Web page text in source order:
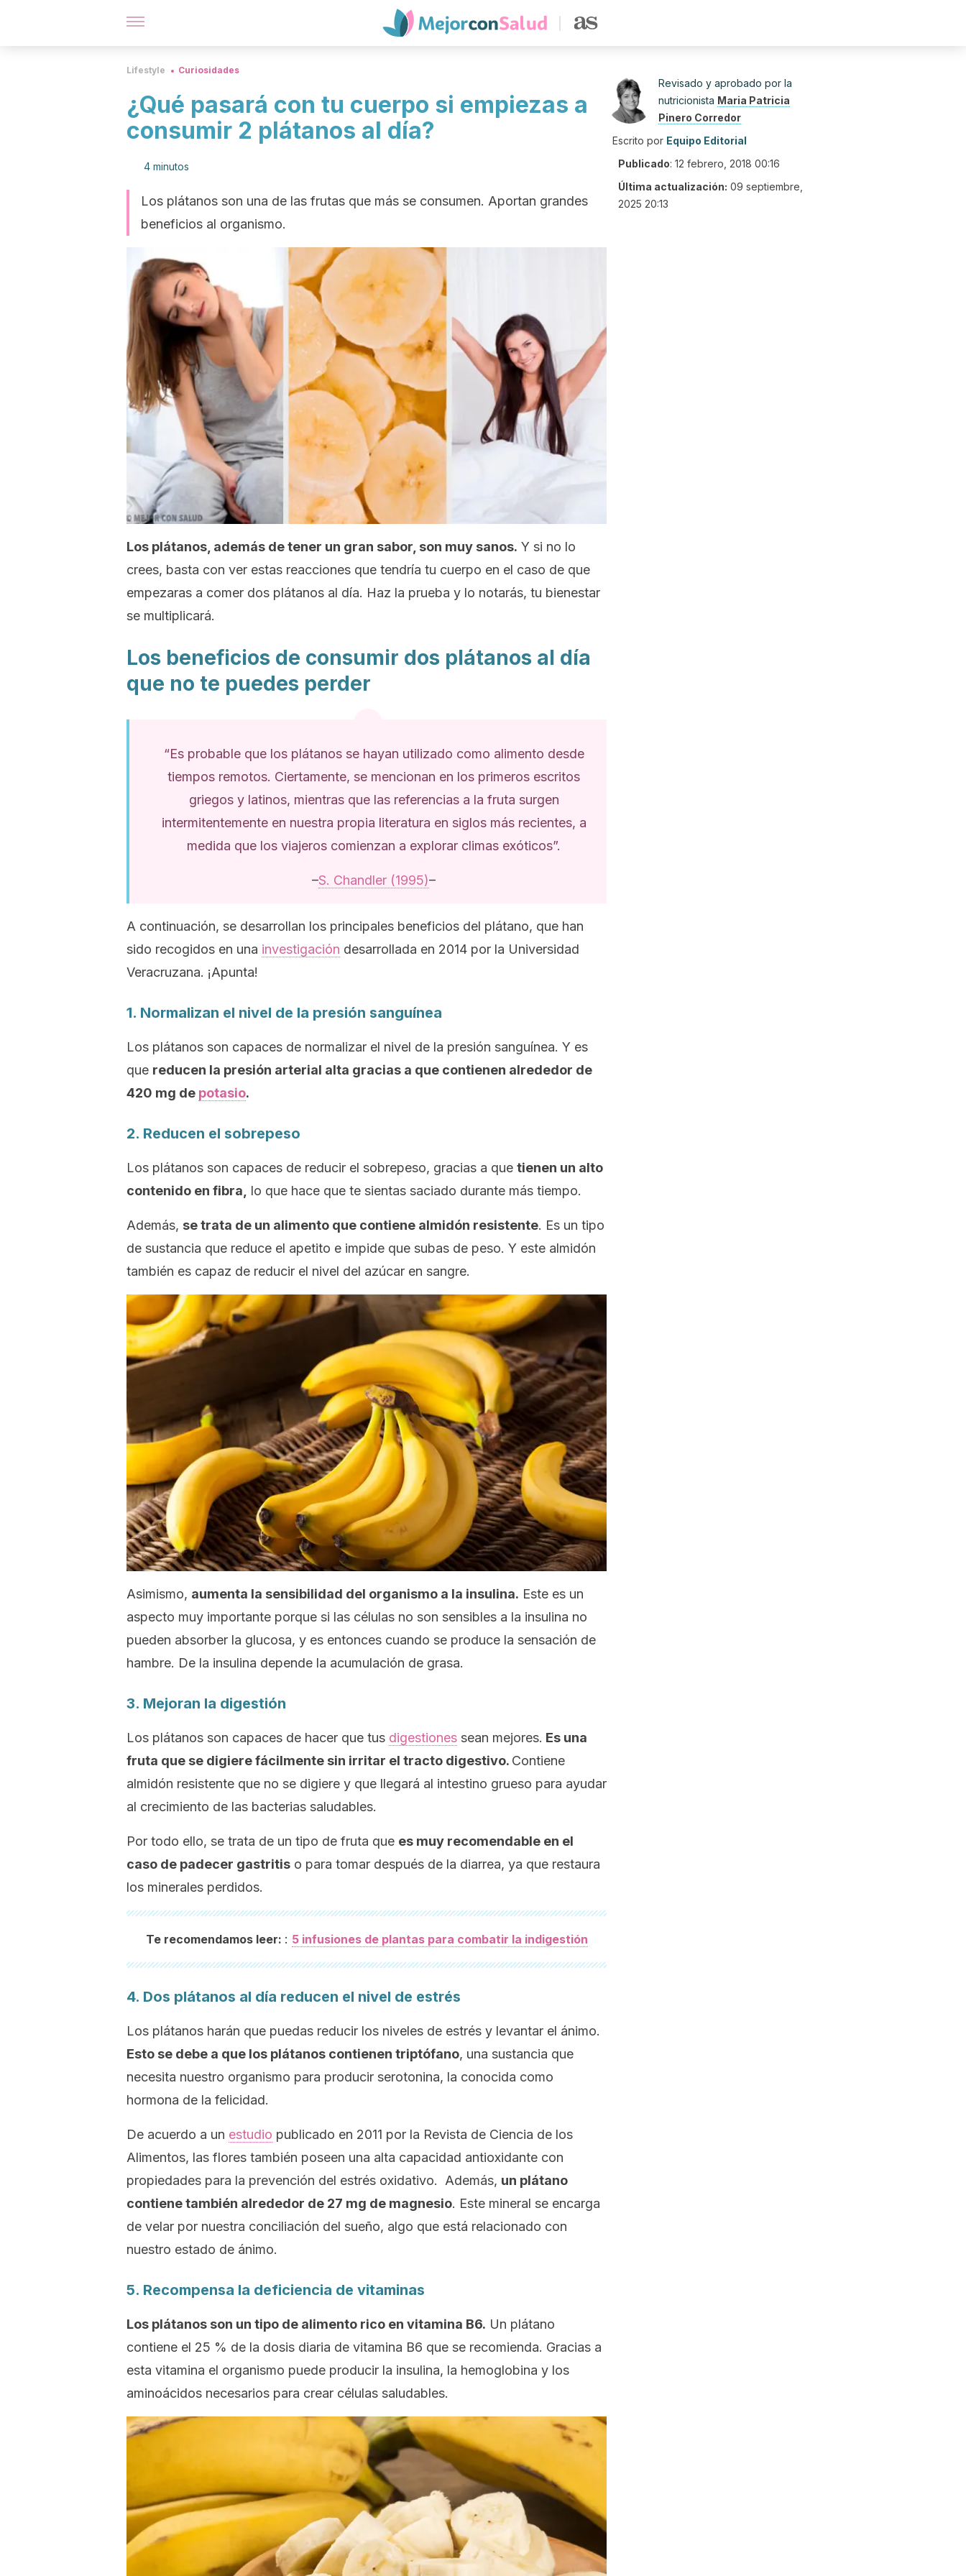
Lifestyle Curiosidades
¿Qué pasará con tu cuerpo si empiezas a
consumir 2 plátanos al día?
4 minutos
Los plátanos son una de las frutas que más se consumen. Aportan grandes
beneficios al organismo.
Los plátanos, además de tener un gran sabor, son muy sanos. Y si no lo
crees, basta con ver estas reacciones que tendría tu cuerpo en el caso de que
empezaras a comer dos plátanos al día. Haz la prueba y lo notarás, tu bienestar
se multiplicará.
Los beneficios de consumir dos plátanos al día
que no te puedes perder
“Es probable que los plátanos se hayan utilizado como alimento desde
tiempos remotos. Ciertamente, se mencionan en los primeros escritos
griegos y latinos, mientras que las referencias a la fruta surgen
intermitentemente en nuestra propia literatura en siglos más recientes, a
medida que los viajeros comienzan a explorar climas exóticos”.
–S. Chandler (1995)–
A continuación, se desarrollan los principales beneficios del plátano, que han
sido recogidos en una investigación desarrollada en 2014 por la Universidad
Veracruzana. ¡Apunta!
1. Normalizan el nivel de la presión sanguínea
Los plátanos son capaces de normalizar el nivel de la presión sanguínea. Y es
que reducen la presión arterial alta gracias a que contienen alrededor de
420 mg de potasio.
2. Reducen el sobrepeso
Los plátanos son capaces de reducir el sobrepeso, gracias a que tienen un alto
contenido en fibra,
lo que hace que te sientas saciado durante más tiempo.
Además, se trata de un alimento que contiene almidón resistente. Es un tipo
de sustancia que reduce el apetito e impide que subas de peso. Y este almidón
también es capaz de reducir el nivel del azúcar en sangre.
Asimismo, aumenta la sensibilidad del organismo a la insulina. Este es un
aspecto muy importante porque si las células no son sensibles a la insulina no
pueden absorber la glucosa, y es entonces cuando se produce la sensación de
hambre. De la insulina depende la acumulación de grasa.
3. Mejoran la digestión
Los plátanos son capaces de hacer que tus digestiones sean mejores. Es una
fruta que se digiere fácilmente sin irritar el tracto digestivo. Contiene
almidón resistente que no se digiere y que llegará al intestino grueso para ayudar
al crecimiento de las bacterias saludables.
Por todo ello, se trata de un tipo de fruta que es muy recomendable en el
caso de padecer gastritis o para tomar después de la diarrea, ya que restaura
los minerales perdidos.
Te recomendamos leer: : 5 infusiones de plantas para combatir la indigestión
4. Dos plátanos al día reducen el nivel de estrés
Los plátanos harán que puedas reducir los niveles de estrés y levantar el ánimo.
Esto se debe a que los plátanos contienen triptófano, una sustancia que
necesita nuestro organismo para producir serotonina, la conocida como
hormona de la felicidad.
De acuerdo a un estudio publicado en 2011 por la Revista de Ciencia de los
Alimentos, las flores también poseen una alta capacidad antioxidante con
propiedades para la prevención del estrés oxidativo. Además, un plátano
contiene también alrededor de 27 mg de magnesio. Este mineral se encarga
de velar por nuestra conciliación del sueño, algo que está relacionado con
nuestro estado de ánimo.
5. Recompensa la deficiencia de vitaminas
Los plátanos son un tipo de alimento rico en vitamina B6. Un plátano
contiene el 25 % de la dosis diaria de vitamina B6 que se recomienda. Gracias a
esta vitamina el organismo puede producir la insulina, la hemoglobina y los
aminoácidos necesarios para crear células saludables.
Revisado y aprobado por la
nutricionista Maria Patricia
Pinero Corredor
Escrito por Equipo Editorial
Publicado: 12 febrero, 2018 00:16
Última actualización: 09 septiembre,
2025 20:13